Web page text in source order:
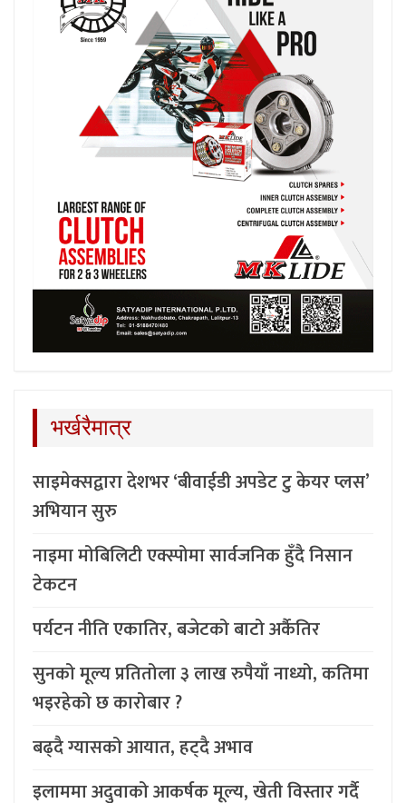
भर्खरैमात्र
साइमेक्सद्वारा देशभर ‘बीवाईडी अपडेट टु केयर प्लस’
अभियान सुरु
नाइमा मोबिलिटी एक्स्पोमा सार्वजनिक हुँदै निसान
टेकटन
पर्यटन नीति एकातिर, बजेटको बाटो अर्कैतिर
सुनको मूल्य प्रतितोला ३ लाख रुपैयाँ नाध्यो, कतिमा
भइरहेको छ कारोबार ?
बढ्दै ग्यासको आयात, हट्दै अभाव
इलाममा अदुवाको आकर्षक मूल्य, खेती विस्तार गर्दै